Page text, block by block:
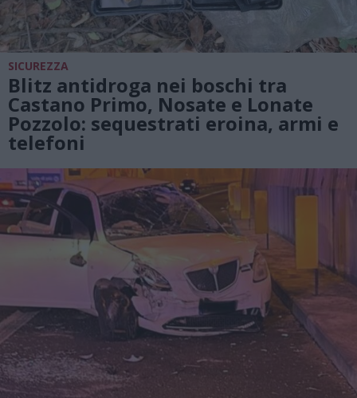
SICUREZZA
Blitz antidroga nei boschi tra
Castano Primo, Nosate e Lonate
Pozzolo: sequestrati eroina, armi e
telefoni